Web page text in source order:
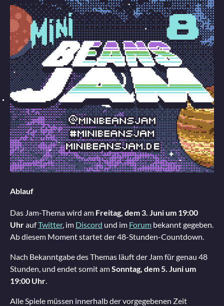
Ablauf
Das Jam-Thema wird am Freitag, dem 3. Juni um 19:00
UhraufTwitter, im Discord und im Forum bekannt gegeben.
Ab diesem Moment startet der 48-Stunden-Countdown.
Nach Bekanntgabe des Themas läuft der Jam für genau 48
Stunden, und endet somit amSonntag, dem 5. Juni um
19:00 Uhr
Alle Spiele müssen innerhalb der vorgegebenen Zeit